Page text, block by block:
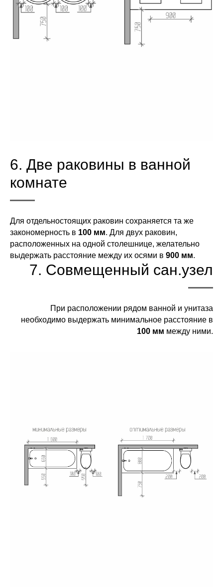
6. Две раковины в ванной
комнате
Для отдельностоящих раковин сохраняется та же
закономерность в 100 мм. Для двух раковин,
расположенных на одной столешнице, желательно
выдержать расстояние между их осями в 900 мм.
7. Совмещенный сан.узел
При расположении рядом ванной и унитаза
необходимо выдержать минимальное расстояние в
100 мм между ними.